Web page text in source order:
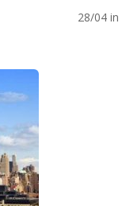
28/04 in